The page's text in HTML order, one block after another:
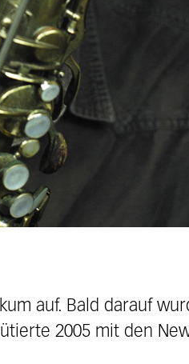
auf. Bald darauf
2005 mit den